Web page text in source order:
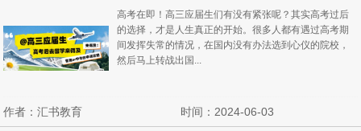
请攻略！
高考在即！高三应届生们有没有紧张呢？其实高考过后
的选择，才是人生真正的开始。很多人都有遇过高考期
间发挥失常的情况，在国内没有办法选到心仪的院校，
然后马上转战出国...
作者：汇书教育 时间：2024-06-03